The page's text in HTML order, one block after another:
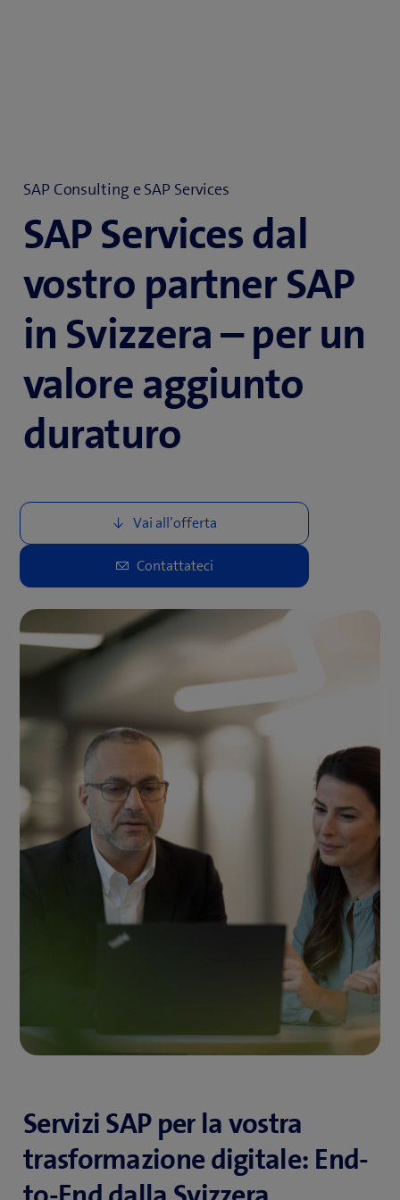
SAP Consulting e SAP Services
SAP Services dal
vostro partner SAP
in Svizzera – per un
valore aggiunto
duraturo
Servizi SAP per la vostra
trasformazione digitale: End-